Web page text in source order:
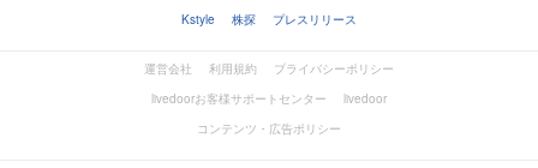
Kstyle
株探 プレスリリース
運営会社 利用規約
プライバシーポリシー
livedoorお客様サポートセンター
livedoor
コンテンツ・広告ポリシー